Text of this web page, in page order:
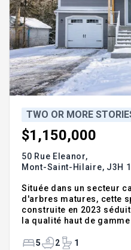
TWO OR MORE
$1,150,000
50 Rue Eleanor,
Mont-Saint-Hilaire, J3H
Située dans un secteur
d'arbres matures, cette
construite en 2023
la qualité haut de
chambres à coucher
5 2 1